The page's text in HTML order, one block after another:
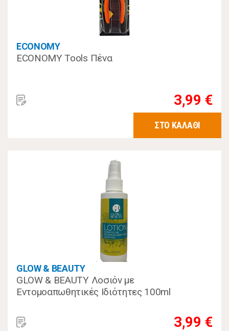
ECONOMY
ECONOMY Tools Πένα
3,99 €
ΣΤΟ ΚΑΛΑΘΙ
GLOW & BEAUTY
GLOW & BEAUTY Λοσιόν με
Εντομοαπωθητικές Ιδιότητες 100ml
3,99 €